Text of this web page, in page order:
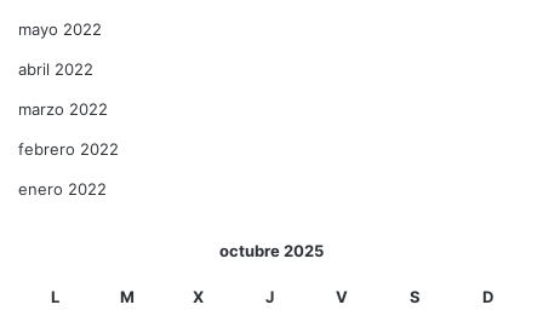
mayo 2022
abril 2022
marzo 2022
febrero 2022
enero 2022
octubre 2025
L M X J V S D